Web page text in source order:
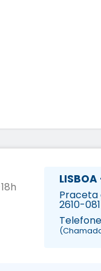
LISBOA
Praceta
2610-